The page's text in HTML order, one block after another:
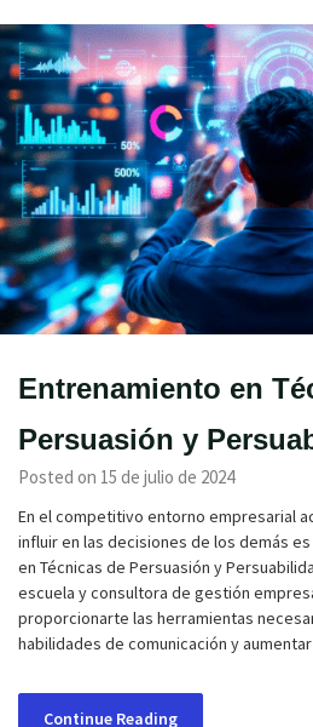
Entrenamiento en
Persuasión y
Posted on 15 de julio de 2024
En el competitivo entorno empresarial
influir en las decisiones de los demás
en Técnicas de Persuasión y
escuela y consultora de gestión
proporcionarte las herramientas
habilidades de comunicación y
Continue Reading